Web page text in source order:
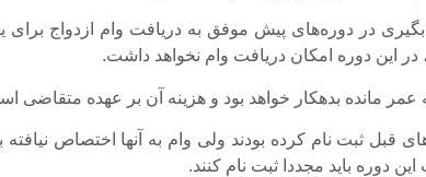
در دوره‌های پیش موفق به دریافت وام ازدواج برای
در این دوره امکان دریافت وام نخواهد داشت.
عمر مانده بدهکار خواهد بود و هزینه آن بر عهده متقاضی
قبل ثبت نام کرده بودند ولی وام به آنها اختصاص نیافته
این دوره باید مجددا ثبت نام کنند.